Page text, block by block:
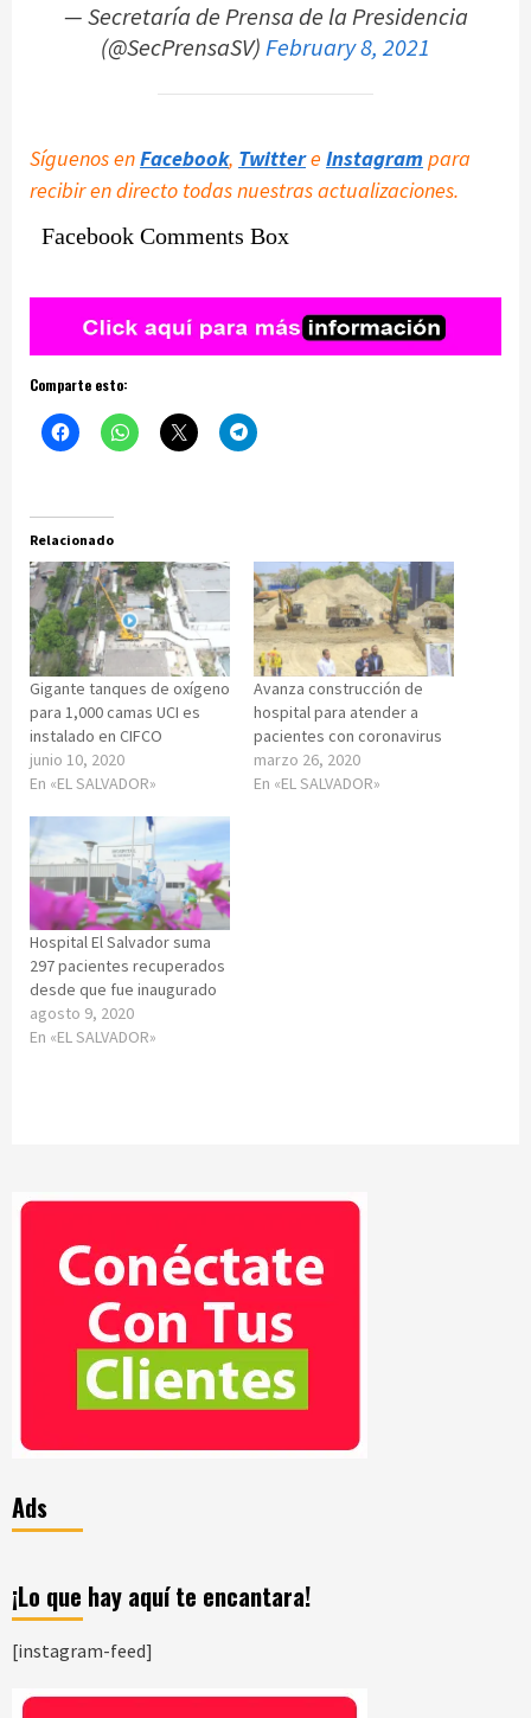
— Secretaría de Prensa de la Presidencia
(@SecPrensaSV)February 8, 2021
Síguenos enFacebook, Twittere Instagram para
recibir en directo todas nuestras actualizaciones.
Facebook Comments Box
Comparte esto:
Relacionado
Gigante tanques de oxígeno
para 1,000 camas UCI es
instalado en CIFCO
junio 10, 2020
En «EL SALVADOR»
Avanza construcción de
hospital para atender a
pacientes con coronavirus
marzo 26, 2020
En «EL SALVADOR»
Hospital El Salvador suma
297 pacientes recuperados
desde que fue inaugurado
agosto 9, 2020
En «EL SALVADOR»
Ads
¡Lo que hay aquí te encantara!
[instagram-feed]